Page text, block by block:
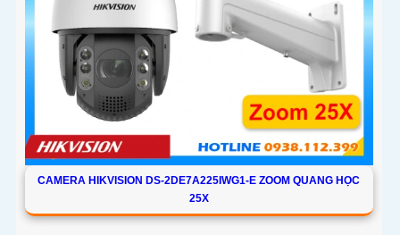
CAMERA HIKVISION DS-2DE7A225IWG1-E ZOOM QUANG HỌC
25X